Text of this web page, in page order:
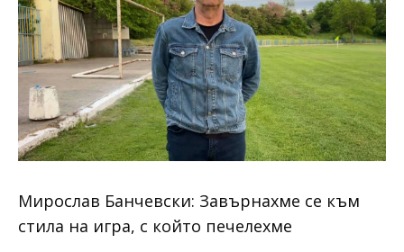
Мирослав Банчевски: Завърнахме се към
стила на игра, с който печелехме